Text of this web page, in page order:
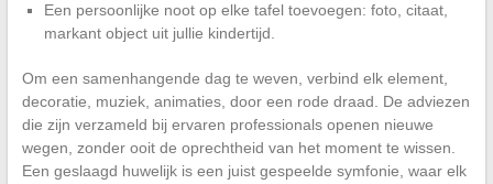
Een persoonlijke noot op elke tafel toevoegen: foto, citaat,
markant object uit jullie kindertijd.
Om een samenhangende dag te weven, verbind elk element,
decoratie, muziek, animaties, door een rode draad. De adviezen
die zijn verzameld bij ervaren professionals openen nieuwe
wegen, zonder ooit de oprechtheid van het moment te wissen.
Een geslaagd huwelijk is een juist gespeelde symfonie, waar elk